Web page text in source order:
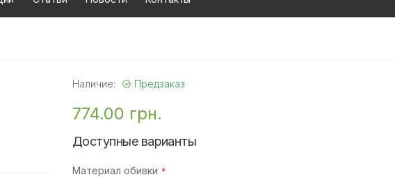
Наличие: Предзаказ
774.00 грн.
Доступные варианты
Материал обивки